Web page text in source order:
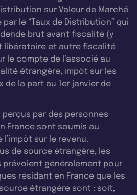
sur Valeur de Marché
par le “Taux de Distribution” qui
brut avant fiscalité (y
libératoire et autre fiscalité
le compte de l’associé au
étrangère, impôt sur les
de la part au 1er janvier de
par des personnes
France sont soumis au
sur le revenu.
de source étrangère, les
généralement pour
résidant en France que les
étrangère sont : soit,